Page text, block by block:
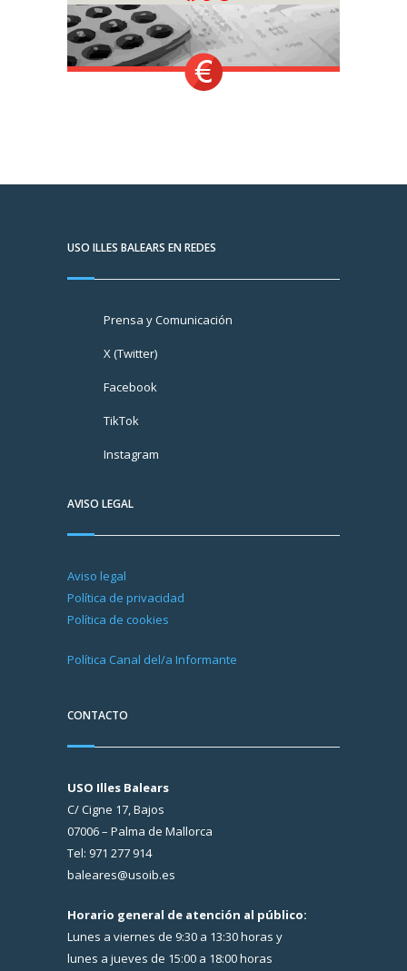
USO ILLES BALEARS EN REDES
Prensa y Comunicación
X (Twitter)
Facebook
TikTok
Instagram
AVISO LEGAL
Aviso legal
Política de privacidad
Política de cookies
Política Canal del/a Informante
CONTACTO
USO Illes Balears
C/ Cigne 17, Bajos
07006 – Palma de Mallorca
Tel: 971 277 914
baleares@usoib.es
Horario general de atención al público:
Lunes a viernes de 9:30 a 13:30 horas y
lunes a jueves de 15:00 a 18:00 horas